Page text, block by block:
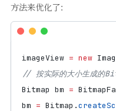
方法来优化了：
imageView = new
// 按实际的大小生成的
Bitmap bm =
bm = Bitmap .